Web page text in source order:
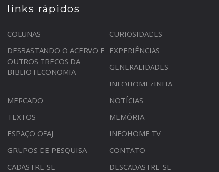
links rápidos
COLUNAS
CURIOSIDADES
DESBASTANDO O ACERVO E
OUTROS TRECOS DA
BIBLIOTECONOMIA
EXPERIÊNCIAS
GENERALIDADES
INFOHOMEZINHA
MERCADO
NOTÍCIAS
TEXTOS
MEMÓRIA
ESPAÇO OFAJ
INFOHOME TV
GRUPOS DE PESQUISA
CONTATO
CADASTRE-SE
DESCADASTRE-SE